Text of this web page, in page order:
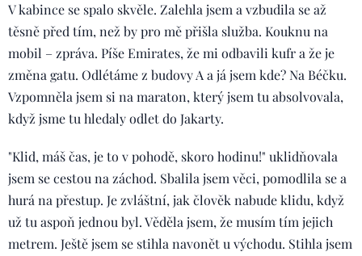
V kabince se spalo skvěle. Zalehla jsem a vzbudila se až
těsně před tím, než by pro mě přišla služba. Kouknu na
mobil – zpráva. Píše Emirates, že mi odbavili kufr a že je
změna gatu. Odlétáme z budovy A a já jsem kde? Na Béčku.
Vzpomněla jsem si na maraton, který jsem tu absolvovala,
když jsme tu hledaly odlet do Jakarty.
"Klid, máš čas, je to v pohodě, skoro hodinu!" uklidňovala
jsem se cestou na záchod. Sbalila jsem věci, pomodlila se a
hurá na přestup. Je zvláštní, jak člověk nabude klidu, když
už tu aspoň jednou byl. Věděla jsem, že musím tím jejich
metrem. Ještě jsem se stihla navonět u východu. Stihla jsem